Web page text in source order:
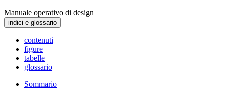
Manuale operativo di design
indici e glossario
contenuti
figure
tabelle
glossario
Sommario